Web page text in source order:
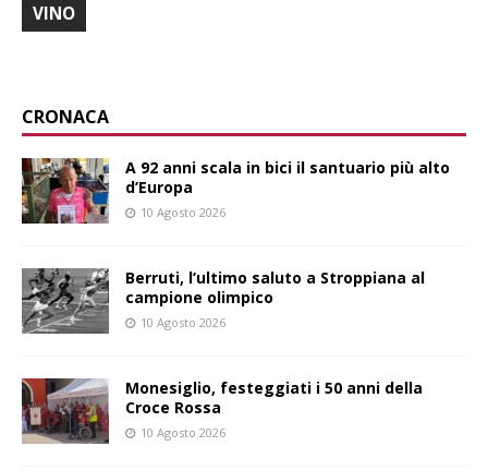
VINO
CRONACA
A 92 anni scala in bici il santuario più alto
d’Europa
10 Agosto 2026
Berruti, l’ultimo saluto a Stroppiana al
campione olimpico
10 Agosto 2026
Monesiglio, festeggiati i 50 anni della
Croce Rossa
10 Agosto 2026